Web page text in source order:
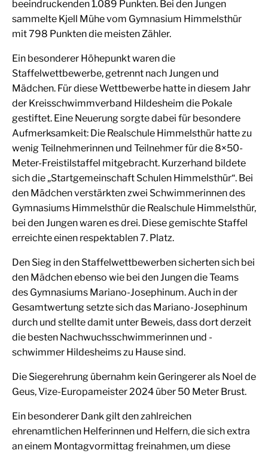
beeindruckenden 1.089 Punkten. Bei den Jungen
sammelte Kjell Mühe vom Gymnasium Himmelsthür
mit 798 Punkten die meisten Zähler.
Ein besonderer Höhepunkt waren die
Staffelwettbewerbe, getrennt nach Jungen und
Mädchen. Für diese Wettbewerbe hatte in diesem Jahr
der Kreisschwimmverband Hildesheim die Pokale
gestiftet. Eine Neuerung sorgte dabei für besondere
Aufmerksamkeit: Die Realschule Himmelsthür hatte zu
wenig Teilnehmerinnen und Teilnehmer für die 8×50-
Meter-Freistilstaffel mitgebracht. Kurzerhand bildete
sich die „Startgemeinschaft Schulen Himmelsthür“. Bei
den Mädchen verstärkten zwei Schwimmerinnen des
Gymnasiums Himmelsthür die Realschule Himmelsthür,
bei den Jungen waren es drei. Diese gemischte Staffel
erreichte einen respektablen 7. Platz.
Den Sieg in den Staffelwettbewerben sicherten sich bei
den Mädchen ebenso wie bei den Jungen die Teams
des Gymnasiums Mariano-Josephinum. Auch in der
Gesamtwertung setzte sich das Mariano-Josephinum
durch und stellte damit unter Beweis, dass dort derzeit
die besten Nachwuchsschwimmerinnen und -
schwimmer Hildesheims zu Hause sind.
Die Siegerehrung übernahm kein Geringerer als Noel de
Geus, Vize-Europameister 2024 über 50 Meter Brust.
Ein besonderer Dank gilt den zahlreichen
ehrenamtlichen Helferinnen und Helfern, die sich extra
an einem Montagvormittag freinahmen, um diese